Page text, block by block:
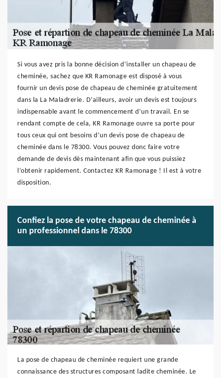
Si vous avez pris la bonne décision d’installer un chapeau de
cheminée, sachez que KR Ramonage est disposé à vous
fournir un devis pose de chapeau de cheminée gratuitement
dans la La Maladrerie. D’ailleurs, avoir un devis est toujours
indispensable avant le commencement d’un travail. En se
rendant compte de cela, KR Ramonage ouvre sa porte pour
tous ceux qui ont besoins d’un devis pose de chapeau de
cheminée dans le 78300. Vous pouvez donc faire votre
demande de devis dès maintenant afin que vous puissiez
l’obtenir rapidement. Contactez KR Ramonage ! Il est à votre
disposition.
Confiez la pose de votre chapeau de cheminée à
un professionnel dans le 78300
La pose de chapeau de cheminée requiert une grande
connaissance des structures composant ladite cheminée. Le